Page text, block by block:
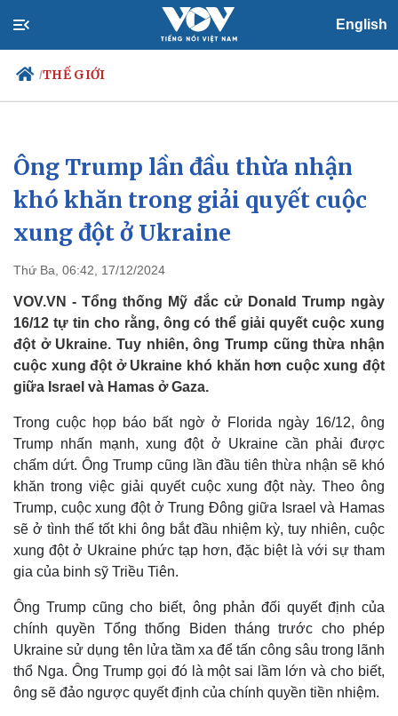
English
/THẾ GIỚI
Chính trị
Đảng
Tổ chức nhân sự
Quốc hội
Nhận diện sự thật
Xã hội
Tin 24h
Dự báo thời tiết
Giáo dục
Ông Trump lần đầu thừa nhận
khó khăn trong giải quyết cuộc
xung đột ở Ukraine
Thứ Ba, 06:42, 17/12/2024
VOV.VN - Tổng thống Mỹ đắc cử Donald Trump ngày
16/12 tự tin cho rằng, ông có thể giải quyết cuộc xung
đột ở Ukraine. Tuy nhiên, ông Trump cũng thừa nhận
cuộc xung đột ở Ukraine khó khăn hơn cuộc xung đột
giữa Israel và Hamas ở Gaza.
Trong cuộc họp báo bất ngờ ở Florida ngày 16/12, ông
Trump nhấn mạnh, xung đột ở Ukraine cần phải được
chấm dứt. Ông Trump cũng lần đầu tiên thừa nhận sẽ khó
khăn trong việc giải quyết cuộc xung đột này. Theo ông
Trump, cuộc xung đột ở Trung Đông giữa Israel và Hamas
sẽ ở tình thế tốt khi ông bắt đầu nhiệm kỳ, tuy nhiên, cuộc
xung đột ở Ukraine phức tạp hơn, đặc biệt là với sự tham
gia của binh sỹ Triều Tiên.
Ông Trump cũng cho biết, ông phản đối quyết định của
chính quyền Tổng thống Biden tháng trước cho phép
Ukraine sử dụng tên lửa tầm xa để tấn công sâu trong lãnh
thổ Nga. Ông Trump gọi đó là một sai lầm lớn và cho biết,
ông sẽ đảo ngược quyết định của chính quyền tiền nhiệm.